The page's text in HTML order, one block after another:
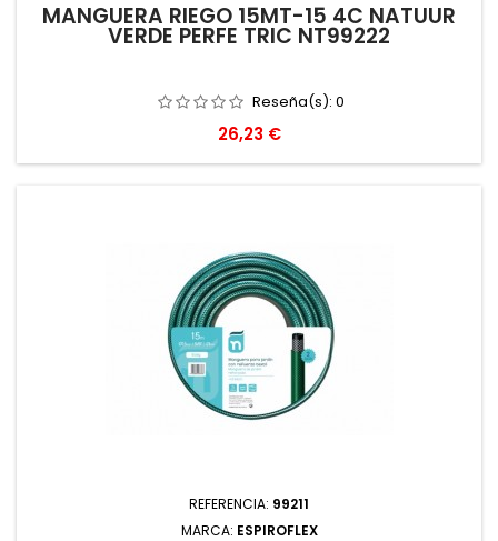
MANGUERA RIEGO 15MT-15 4C NATUUR
VERDE PERFE TRIC NT99222
Reseña(s): 0
Precio
26,23 €
REFERENCIA: 99211
MARCA: ESPIROFLEX